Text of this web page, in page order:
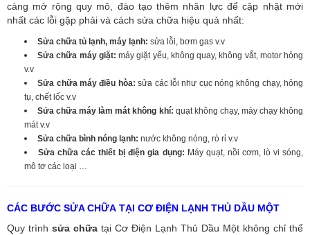
càng mở rộng quy mô, đào tạo thêm nhân lực để cập nhật mới
nhất các lỗi gặp phải và cách sửa chữa hiệu quả nhất:
Sửa chữa tủ lạnh, máy lạnh: sửa lỗi, bơm gas v.v
Sửa chữa máy giặt:máy giặt yếu, không quay, không vắt, motor hỏng
v.v
Sửa chữa máy điều hòa: sửa các lỗi như cục nóng không chạy, hỏng
tụ, chết lốc v.v
Sửa chữa máy làm mát không khí: quạt không chạy, máy chạy không
mát v.v
Sửa chữa bình nóng lạnh: nước không nóng, rò rỉ v.v
Sửa chữa các thiết bị điện gia dụng: Máy quạt, nồi cơm, lò vi sóng,
mô tơ các loại …
CÁC BƯỚC SỬA CHỮA TẠI CƠ ĐIỆN LẠNH THỦ DẦU MỘT
Quy trình sửa chữa tại Cơ Điện Lạnh Thủ Dầu Một không chỉ thể